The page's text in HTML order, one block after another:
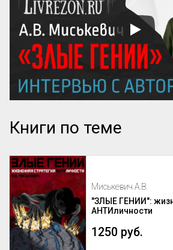
Книги по теме
Миськевич А.В.
"ЗЛЫЕ ГЕНИИ":
АНТИличности
1250 руб.